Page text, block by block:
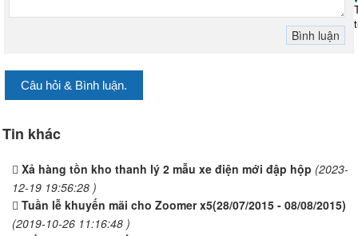
Câu hỏi & Bình luận.
Tin khác
Xả hàng tồn kho thanh lý 2 mẫu xe điện mới đập hộp (2023-
12-19 19:56:28 )
Tuần lễ khuyến mãi cho Zoomer x5(28/07/2015 - 08/08/2015)
(2019-10-26 11:16:48 )